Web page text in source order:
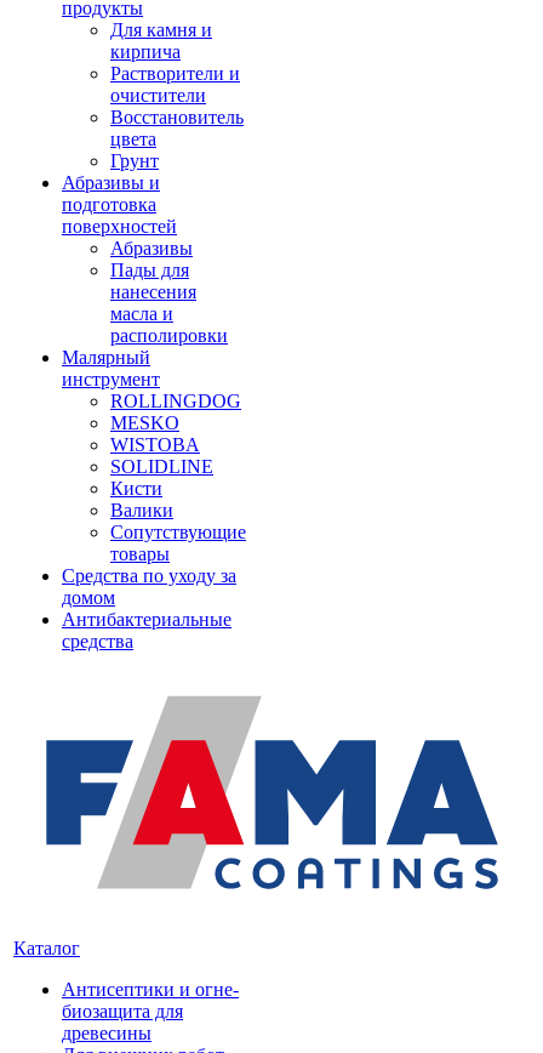
продукты
Для камня и
кирпича
Растворители и
очистители
Восстановитель
цвета
Грунт
Абразивы и
подготовка
поверхностей
Абразивы
Пады для
нанесения
масла и
располировки
Малярный
инструмент
ROLLINGDOG
MESKO
WISTOBA
SOLIDLINE
Кисти
Валики
Сопутствующие
товары
Средства по уходу за
домом
Антибактериальные
средства
Каталог
Антисептики и огне-
биозащита для
древесины